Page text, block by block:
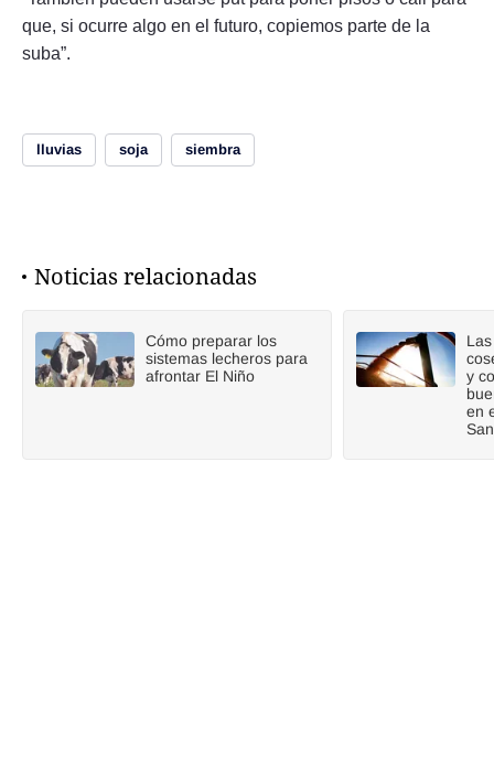
que, si ocurre algo en el futuro, copiemos parte de la
suba”.
lluvias soja siembra
Noticias relacionadas
Cómo preparar los
sistemas lecheros para
afrontar El Niño
y
en